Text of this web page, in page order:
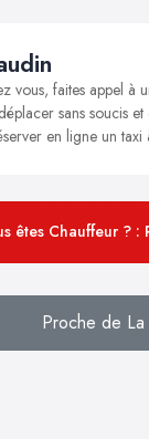
vous, faites appel à
sans soucis
en ligne un
êtes Chauffeur ? :
Proche de